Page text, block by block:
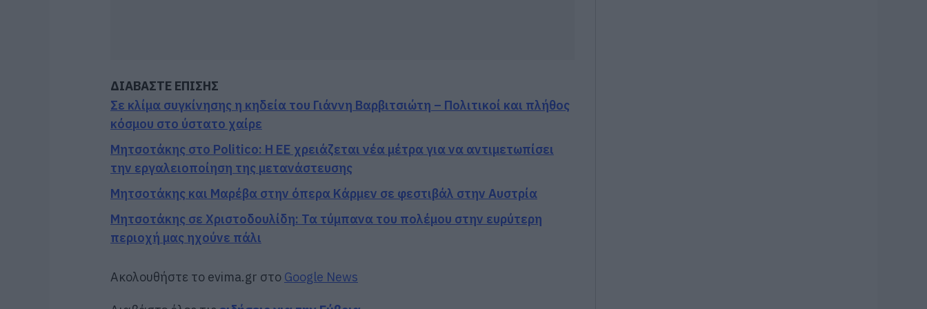
ΔΙΑΒΑΣΤΕ ΕΠΙΣΗΣ
Σε κλίμα συγκίνησης η κηδεία του Γιάννη Βαρβιτσιώτη – Πολιτικοί και πλήθος
κόσμου στο ύστατο χαίρε
Μητσοτάκης στο Politico: Η ΕΕ χρειάζεται νέα μέτρα για να αντιμετωπίσει
την εργαλειοποίηση της μετανάστευσης
Μητσοτάκης και Μαρέβα στην όπερα Κάρμεν σε φεστιβάλ στην Αυστρία
Μητσοτάκης σε Χριστοδουλίδη: Τα τύμπανα του πολέμου στην ευρύτερη
περιοχή μας ηχούνε πάλι
Ακολουθήστε το evima.gr στο Google News